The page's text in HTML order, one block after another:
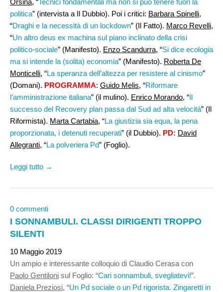
politica” (intervista a Il Dubbio). Poi i critici: Barbara Spinelli,
“Draghi e la necessità di un lockdown” (Il Fatto). Marco Revelli,
“Un altro deus ex machina sul piano inclinato della crisi
politico-sociale” (Manifesto). Enzo Scandurra, “Si dice ecologia
ma si intende la (solita) economia” (Manifesto). Roberta De
Monticelli, “La speranza dell’altezza per resistere al cinismo”
(Domani). PROGRAMMA: Guido Melis, “Riformare
l’amministrazione italiana” (il mulino). Enrico Morando, “Il
successo del Recovery plan passa dal Sud ad alta velocità” (Il
Riformista). Marta Cartabia, “La giustizia sia equa, la pena
proporzionata, i detenuti recuperati” (il Dubbio). PD: David
Allegranti, “La polveriera Pd” (Foglio).
Leggi tutto →
0 commenti
I SONNAMBULI. CLASSI DIRIGENTI TROPPO
SILENTI
10 Maggio 2019
Un ampio e interessante colloquio di Claudio Cerasa con
Paolo Gentiloni sul Foglio: “Cari sonnambuli, svegliatevi!”.
Daniela Preziosi, “Un Pd sociale o un Pd rigorista. Zingaretti in